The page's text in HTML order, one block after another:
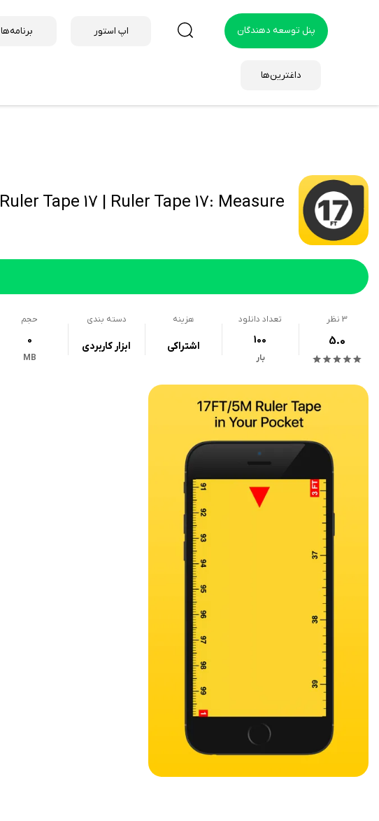
پنل توسعه دهندگان اپ استور برنامه‌ها
داغترین‌ها
Ruler Tape 17 | Ruler Tape 17: Measure
3 نظر
5.0
تعداد دانلود
100
بار
هزینه
اشتراکی
دسته بندی
ابزار کاربردی
حجم
0
MB